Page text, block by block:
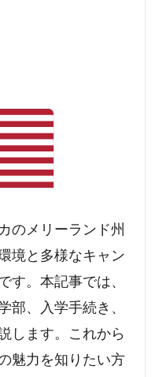
のメリーランド州
境と多様なキャン
す。本記事では、
部、入学手続き、
します。これから
魅力を知りたい方